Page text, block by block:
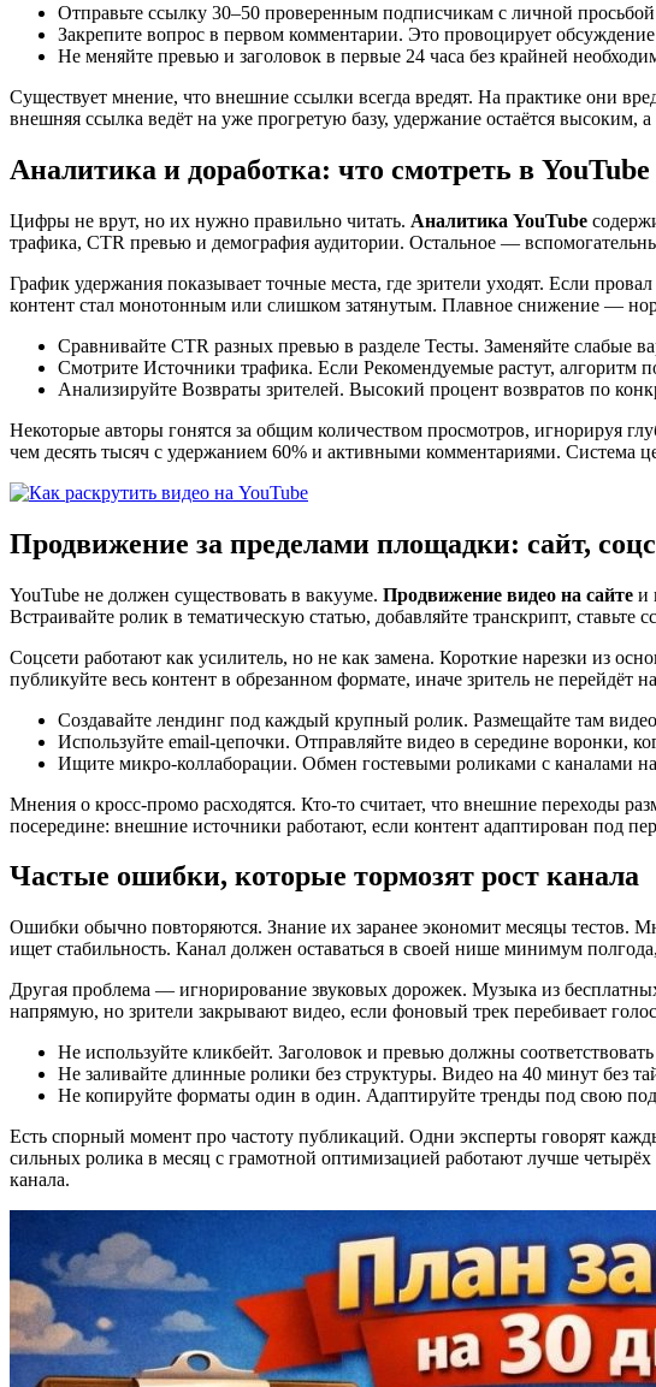
Отправьте ссылку 30–50 проверенным подписчикам с личной
Закрепите вопрос в первом комментарии. Это провоцирует
Не меняйте превью и заголовок в первые 24 часа без крайней
Существует мнение, что внешние ссылки всегда вредят. На практике они
внешняя ссылка ведёт на уже прогретую базу, удержание остаётся высоким,
Аналитика и доработка: что смотреть в
Цифры не врут, но их нужно правильно читать. Аналитика YouTube
трафика, CTR превью и демография аудитории. Остальное —
График удержания показывает точные места, где зрители уходят. Если
контент стал монотонным или слишком затянутым. Плавное снижение —
Сравнивайте CTR разных превью в разделе Тесты. Заменяйте слабые
Смотрите Источники трафика. Если Рекомендуемые растут, алгоритм
Анализируйте Возвраты зрителей. Высокий процент возвратов по
Некоторые авторы гонятся за общим количеством просмотров, игнорируя
чем десять тысяч с удержанием 60% и активными комментариями. Система
Продвижение за пределами площадки: сайт,
YouTube не должен существовать в вакууме. Продвижение видео на сайте и
Встраивайте ролик в тематическую статью, добавляйте транскрипт,
Соцсети работают как усилитель, но не как замена. Короткие нарезки из
публикуйте весь контент в обрезанном формате, иначе зритель не перейдёт
Создавайте лендинг под каждый крупный ролик. Размещайте там
Используйте email-цепочки. Отправляйте видео в середине воронки,
Ищите микро-коллаборации. Обмен гостевыми роликами с каналами
Мнения о кросс-промо расходятся. Кто-то считает, что внешние переходы
посередине: внешние источники работают, если контент адаптирован под
Частые ошибки, которые тормозят рост канала
Ошибки обычно повторяются. Знание их заранее экономит месяцы тестов.
ищет стабильность. Канал должен оставаться в своей нише минимум
Другая проблема — игнорирование звуковых дорожек. Музыка из
напрямую, но зрители закрывают видео, если фоновый трек перебивает
Не используйте кликбейт. Заголовок и превью должны
Не заливайте длинные ролики без структуры. Видео на 40 минут без
Не копируйте форматы один в один. Адаптируйте тренды под свою
Есть спорный момент про частоту публикаций. Одни эксперты говорят
сильных ролика в месяц с грамотной оптимизацией работают лучше
канала.